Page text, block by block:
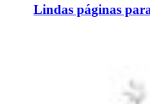
Lindas páginas